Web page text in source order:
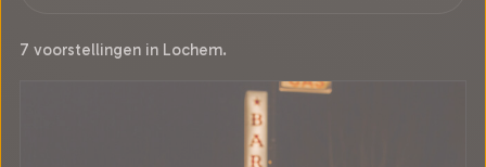
7 voorstellingen in Lochem.